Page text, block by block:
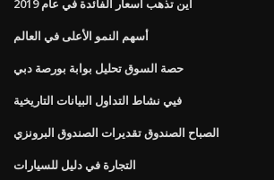
أين تذهب أسعار الفائدة في عام 2019
أسهم النمو الأعلى في العالم
حصة السوق تحليل بوابة بورصة دبي
فيي نشاط التداول البيانات التاريخية
الصباح الصندوق تقديرات الصندوق البرونزي
التجارة في دليل للسيارات